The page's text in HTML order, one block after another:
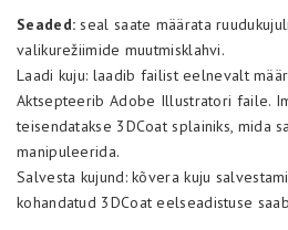
Seaded: seal saate määrata
valikurežiimide muutmisklahvi.
Laadi kuju: laadib failist eelnevalt
Aktsepteerib Adobe Illustratori faile.
teisendatakse 3DCoat splainiks, mida
manipuleerida.
Salvesta kujund: kõvera kuju
kohandatud 3DCoat eelseadistuse